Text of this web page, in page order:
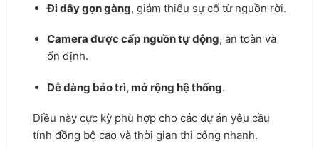
Đi dây gọn gàng, giảm thiểu sự cố từ nguồn rời.
Camera được cấp nguồn tự động, an toàn và
ổn định.
Dễ dàng bảo trì, mở rộng hệ thống.
Điều này cực kỳ phù hợp cho các dự án yêu cầu
tính đồng bộ cao và thời gian thi công nhanh.